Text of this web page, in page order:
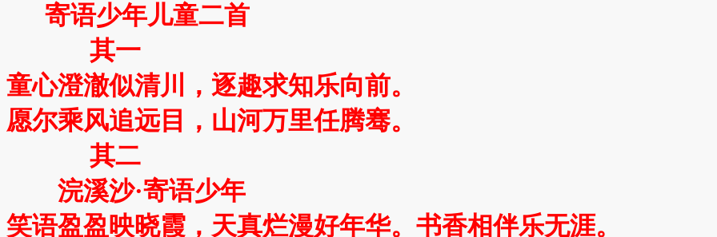
寄语少年儿童二首
其一
童心澄澈似清川，逐趣求知乐向前。
愿尔乘风追远目，山河万里任腾骞。
其二
浣溪沙·寄语少年
笑语盈盈映晓霞，天真烂漫好年华。书香相伴乐无涯。